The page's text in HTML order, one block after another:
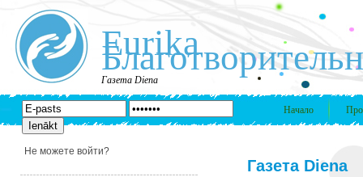
Eurika
Газета Diena
Начало
Не можете войти?
Газета Diena